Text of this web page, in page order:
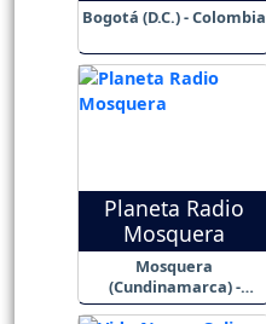
Bogotá (D.C.) - Colombia
Planeta Radio
Mosquera
Mosquera
(Cundinamarca) -
Colombia